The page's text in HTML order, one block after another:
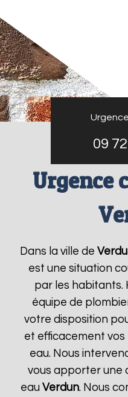
09
Urgence
Dans la ville de
est une situation
par les habitants.
équipe de
votre disposition
et efficacement
eau. Nous
vous apporter une
eauVerdun. Nous